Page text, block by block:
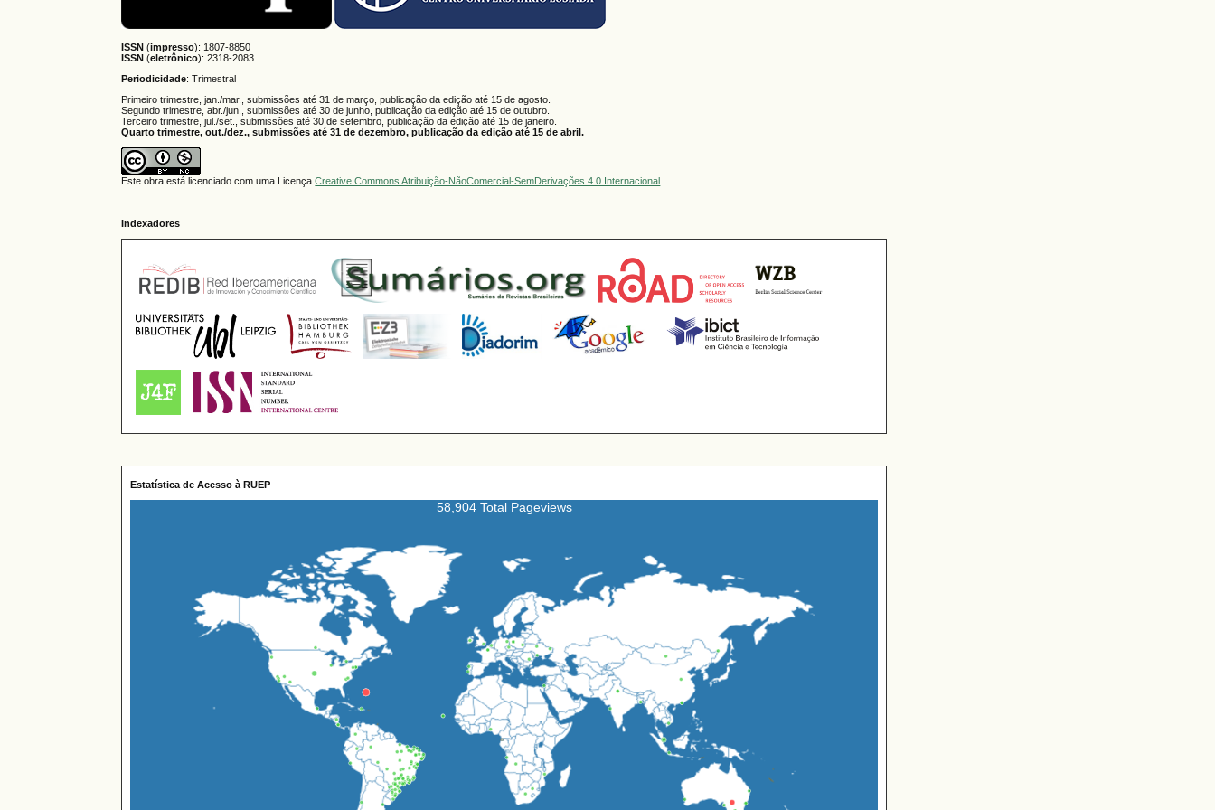
ISSN (impresso): 1807-8850
ISSN (eletrônico):2318-2083
Periodicidade: Trimestral
Primeiro trimestre, jan./mar., submissões até 31 de março, publicação da edição até 15 de agosto.
Segundo trimestre, abr./jun., submissões até 30 de junho, publicação da edição até 15 de outubro.
Terceiro trimestre, jul./set., submissões até 30 de setembro, publicação da edição até 15 de janeiro.
Quarto trimestre, out./dez., submissões até 31 de dezembro, publicação da edição até 15 de abril.
Este obra está licenciado com uma LicençaCreative Commons Atribuição-NãoComercial-SemDerivações 4.0 Internacional
Indexadores
Estatística de Acesso à RUEP
58,904 Total Pageviews